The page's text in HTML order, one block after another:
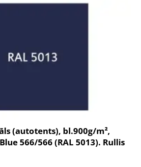
(autotents), bl.900g/m²,
566/566 (RAL 5013). Rullis